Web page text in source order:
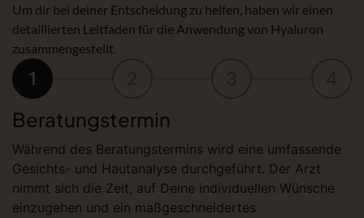
Um dir bei deiner Entscheidung zu helfen, haben wir einen
detaillierten Leitfaden für die Anwendung von Hyaluron
zusammengestellt.
1
Beratungstermin
Während des Beratungstermins wird eine umfassende
Gesichts- und Hautanalyse durchgeführt. Der Arzt
nimmt sich die Zeit, auf Deine individuellen Wünsche
einzugehen und ein maßgeschneidertes